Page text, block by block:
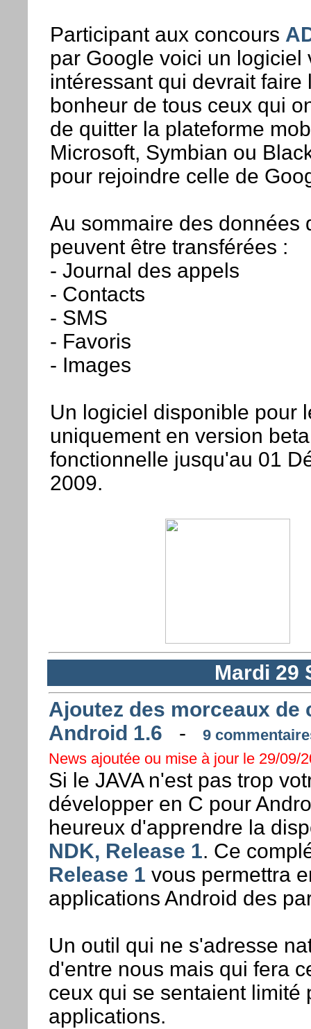
Participant aux concours
par Google voici un logiciel
intéressant qui devrait faire
bonheur de tous ceux qui
de quitter la plateforme
Microsoft, Symbian ou
pour rejoindre celle de
Au sommaire des données
peuvent être transférées :
- Journal des appels
- Contacts
- SMS
- Favoris
- Images
Un logiciel disponible pour
uniquement en version beta
fonctionnelle jusqu'au 01
2009.
Mardi 29
Ajoutez des morceaux de
Android 1.6 -
9
News ajoutée ou mise à jour le 29/09/
Si le JAVA n'est pas trop
développer en C pour
heureux d'apprendre la
NDK, Release 1. Ce
Release 1 vous permettra
applications Android des
Un outil qui ne s'adresse
d'entre nous mais qui fera
ceux qui se sentaient limité
applications.